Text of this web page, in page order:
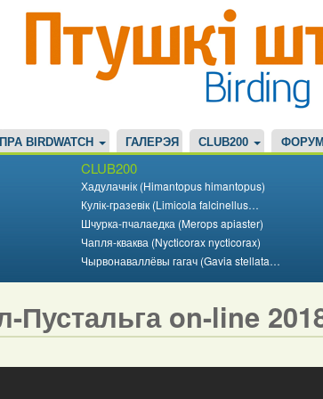
ПРА BIRDWATCH ГАЛЕРЭЯ CLUB200 ФОРУМ
CLUB200
Хадулачнік (Himantopus himantopus)
Кулік-гразевік (Limicola falcinellus…
Шчурка-пчалаедка (Merops apiaster)
Чапля-кваква (Nycticorax nycticorax)
Чырвонаваллёвы гагач (Gavia stellata…
Пустальга on-line